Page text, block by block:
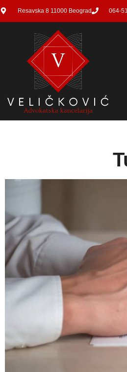
Resavska 8 11000 Beograd 064-